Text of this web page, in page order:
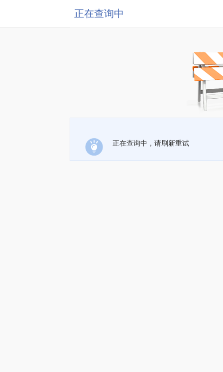
正在查询中
正在查询中，请刷新重试